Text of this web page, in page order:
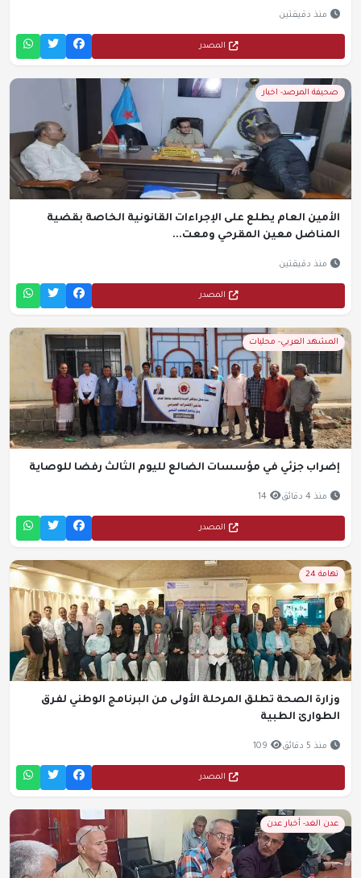
منذ دقيقتين
المصدر
صحيفة المرصد- اخبار
الأمين العام يطلع على الإجراءات القانونية الخاصة بقضية
المناضل معين المقرحي ومعت...
منذ دقيقتين
المصدر
المشهد العربي- محليات
إضراب جزئي في مؤسسات الضالع لليوم الثالث رفضا للوصاية
منذ 4 دقائق 14
المصدر
تهامة 24
وزارة الصحة تطلق المرحلة الأولى من البرنامج الوطني لفرق
الطوارئ الطبية
منذ 5 دقائق 109
المصدر
عدن الغد- أخبار عدن